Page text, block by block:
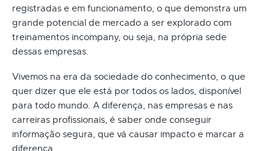
registradas e em funcionamento, o que demonstra um
grande potencial de mercado a ser explorado com
treinamentos incompany, ou seja, na própria sede
dessas empresas.
Vivemos na era da sociedade do conhecimento, o que
quer dizer que ele está por todos os lados, disponível
para todo mundo. A diferença, nas empresas e nas
carreiras profissionais, é saber onde conseguir
informação segura, que vá causar impacto e marcar a
diferença.